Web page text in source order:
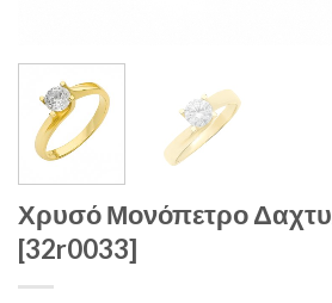
Χρυσό Μονόπετρο
[32r0033]